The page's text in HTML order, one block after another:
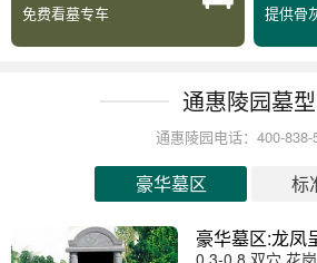
免费看墓专车 提供骨
通惠陵园墓型
通惠陵园电话：400-838-
豪华墓区 标
豪华墓区:龙凤
0.3-0.8 双穴 花